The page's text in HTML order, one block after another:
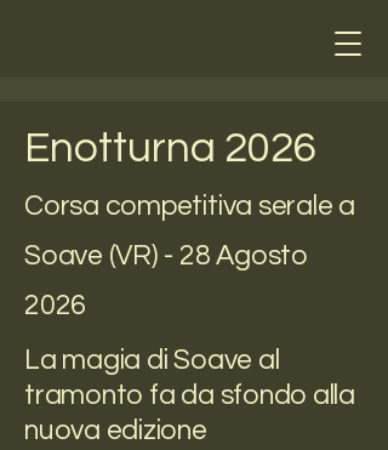
Enotturna 2026
Corsa competitiva serale a
Soave (VR) - 28 Agosto
2026
La magia di Soave al
tramonto fa da sfondo alla
nuova edizione